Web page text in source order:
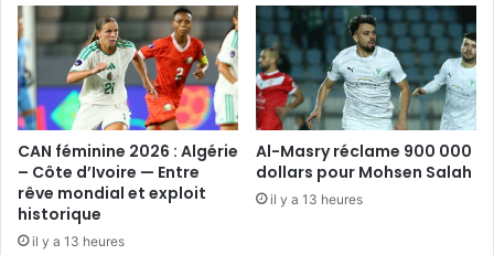
de
la
qualif’
passe
par
Brazzaville
CAN féminine 2026 : Algérie
– Côte d’Ivoire — Entre
rêve mondial et exploit
historique
il y a 13 heures
Al-Masry réclame 900 000
dollars pour Mohsen Salah
il y a 13 heures